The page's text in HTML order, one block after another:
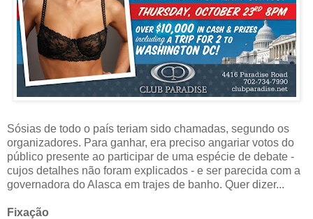
Sósias de todo o país teriam sido chamadas, segundo os
organizadores. Para ganhar, era preciso angariar votos do
público presente ao participar de uma espécie de debate -
cujos detalhes não foram explicados - e ser parecida com a
governadora do Alasca em trajes de banho. Quer dizer...
Fixação